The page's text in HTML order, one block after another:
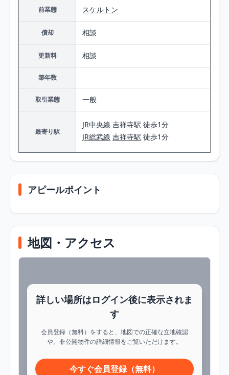
前業態 スケルトン
償却 相談
更新料 相談
築年数
取引業態 一般
最寄り駅
JR中央線 吉祥寺駅 徒歩1分
JR総武線 吉祥寺駅 徒歩1分
アピールポイント
地図・アクセス
詳しい場所はログイン後に表示されま
す
会員登録（無料）をすると、地図での正確な立地確認
や、非公開物件の詳細情報をご覧いただけます。
今すぐ会員登録（無料）